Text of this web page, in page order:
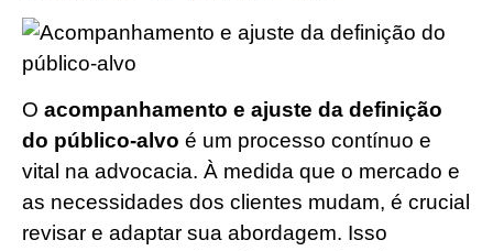
O acompanhamento e ajuste da definição
do público-alvo é um processo contínuo e
vital na advocacia. À medida que o mercado e
as necessidades dos clientes mudam, é crucial
revisar e adaptar sua abordagem. Isso